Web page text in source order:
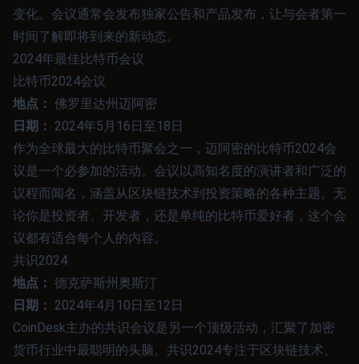
变化。会议通常会发布独家公告和产品发布，让与会者第一
时间了解即将到来的新动态。
2024年最佳比特币会议
比特币2024会议
地点： 佛罗里达州迈阿密
日期： 2024年5月16日至18日
作为全球最大的比特币聚会之一，迈阿密的比特币2024会
议是一个必参加的活动。会议以高知名度的演讲者和广泛的
议程而闻名，涵盖从区块链技术到投资策略的各种主题。无
论你是投资者、开发者，还是单纯的比特币爱好者，这个会
议都有适合每个人的内容。
共识2024
地点： 德克萨斯州奥斯汀
日期： 2024年4月10日至12日
CoinDesk主办的共识会议是另一个顶级活动，汇聚了加密
货币行业中最聪明的头脑。共识2024专注于区块链技术、